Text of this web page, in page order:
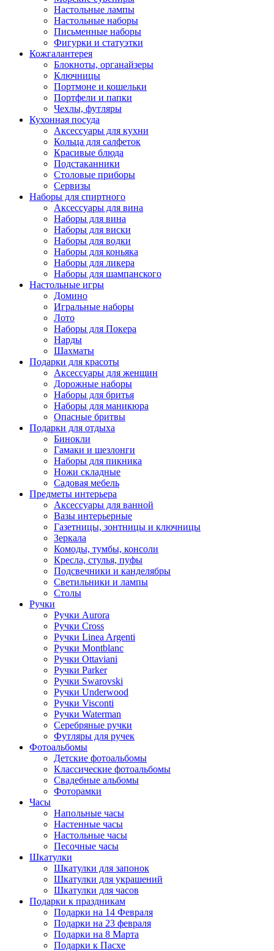
Настольные лампы
Настольные наборы
Письменные наборы
Фигурки и статуэтки
Кожгалантерея
Блокноты, органайзеры
Ключницы
Портмоне и кошельки
Портфели и папки
Чехлы, футляры
Кухонная посуда
Аксессуары для кухни
Кольца для салфеток
Красивые блюда
Подстаканники
Столовые приборы
Cервизы
Наборы для спиртного
Аксессуары для вина
Наборы для вина
Наборы для виски
Наборы для водки
Наборы для коньяка
Наборы для ликера
Наборы для шампанского
Настольные игры
Домино
Игральные наборы
Лото
Наборы для Покера
Нарды
Шахматы
Подарки для красоты
Аксессуары для женщин
Дорожные наборы
Наборы для бритья
Наборы для маникюра
Опасные бритвы
Подарки для отдыха
Бинокли
Гамаки и шезлонги
Наборы для пикника
Ножи складные
Садовая мебель
Предметы интерьера
Аксессуары для ванной
Вазы интерьерные
Газетницы, зонтницы и ключницы
Зеркала
Комоды, тумбы, консоли
Кресла, стулья, пуфы
Подсвечники и канделябры
Светильники и лампы
Столы
Ручки
Ручки Aurora
Ручки Cross
Ручки Linea Argenti
Ручки Montblanc
Ручки Ottaviani
Ручки Parker
Ручки Swarovski
Ручки Underwood
Ручки Visconti
Ручки Waterman
Серебряные ручки
Футляры для ручек
Фотоальбомы
Детские фотоальбомы
Классические фотоальбомы
Свадебные альбомы
Фоторамки
Часы
Напольные часы
Настенные часы
Настольные часы
Песочные часы
Шкатулки
Шкатулки для запонок
Шкатулки для украшений
Шкатулки для часов
Подарки к праздникам
Подарки на 14 Февраля
Подарки на 23 февраля
Подарки на 8 Марта
Подарки к Пасхе